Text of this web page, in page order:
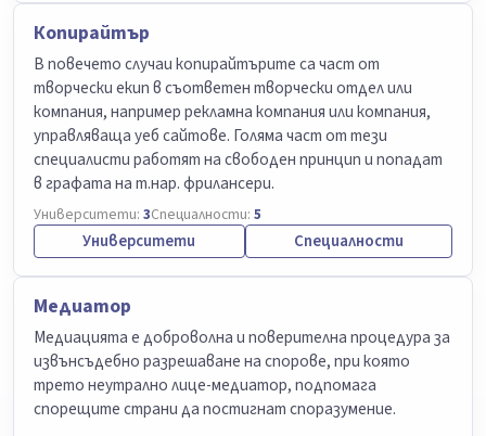
Копирайтър
В повечето случаи копирайтърите са част от
творчески екип в съответен творчески отдел или
компания, например рекламна компания или компания,
управляваща уеб сайтове. Голяма част от тези
специалисти работят на свободен принцип и попадат
в графата на т.нар. фрилансери.
Университети: 3Специалности: 5
Университети Специалности
Медиатор
Медиацията е доброволна и поверителна процедура за
извънсъдебно разрешаване на спорове, при която
трето неутрално лице-медиатор, подпомага
спорещите страни да постигнат споразумение.